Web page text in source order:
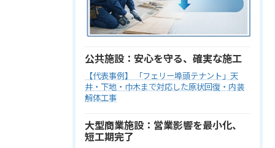
公共施設：安心を守る、確実な施工
【代表事例】 「フェリー埠頭テナント」天
井・下地・巾木まで対応した原状回復・内装
解体工事
大型商業施設：営業影響を最小化、
短工期完了